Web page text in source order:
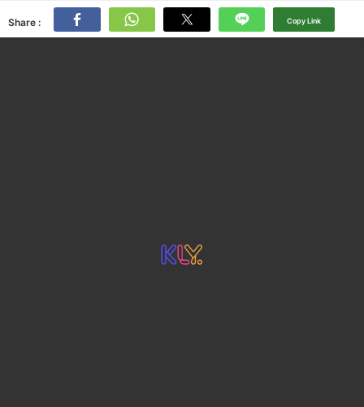
Share : Copy Link